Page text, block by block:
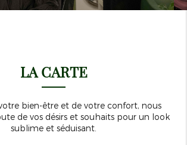
LA CARTE
bien-être et de votre confort, nous
de vos désirs et souhaits pour un look
sublime et séduisant.